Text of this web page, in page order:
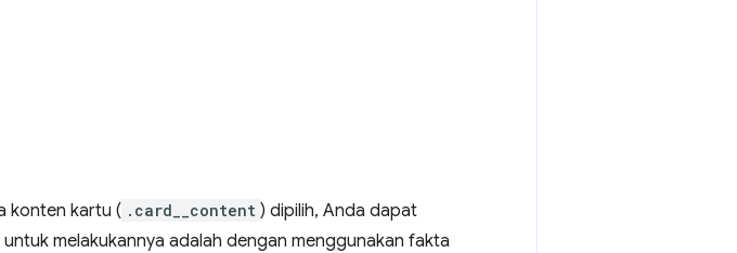
konten kartu ( .card__content ) dipilih, Anda dapat
melakukannya adalah dengan menggunakan fakta